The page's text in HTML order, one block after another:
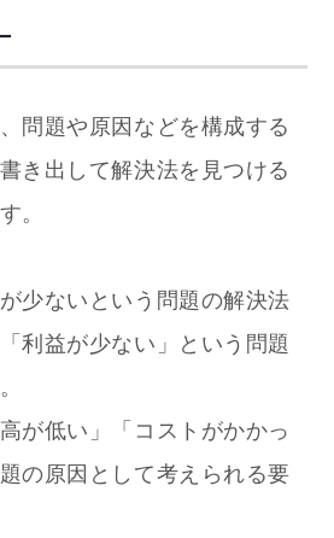
問題や原因などを構成する
き出して解決法を見つける
。
少ないという問題の解決法
利益が少ない」という問題
が低い」「コストがかかっ
の原因として考えられる要